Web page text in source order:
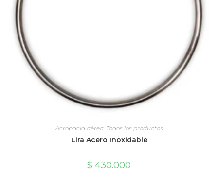
Acrobacia aérea, Todos los productos
Lira Acero Inoxidable
$ 430.000